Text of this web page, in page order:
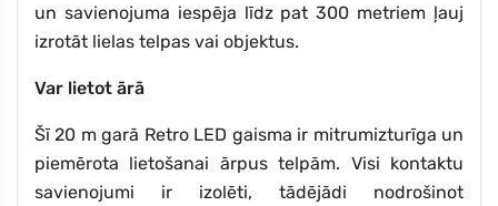
un savienojuma iespēja līdz pat 300 metriem ļauj
izrotāt lielas telpas vai objektus.
Var lietot ārā
Šī 20 m garā Retro LED gaisma ir mitrumizturīga un
piemērota lietošanai ārpus telpām. Visi kontaktu
savienojumi ir izolēti, tādējādi nodrošinot